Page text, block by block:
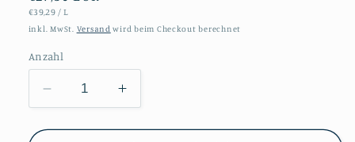
Preis
STÜCKPREIS
€39,29 / PRO
L
inkl. MwSt. Versand wird beim Checkout berechnet
Anzahl
Verringere
die
Menge
Erhöhe
die
Menge